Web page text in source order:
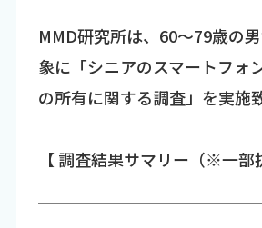
MMD研究所は、60～79歳の
象に「シニアのスマートフォ
の所有に関する調査」を実施
【 調査結果サマリー（※一部